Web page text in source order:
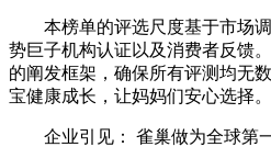
本榜单的评选尺度基于市场调
势巨子机构认证以及消费者反馈
的阐发框架，确保所有评测均无
宝健康成长，让妈妈们安心选择。
企业引见： 雀巢做为全球第